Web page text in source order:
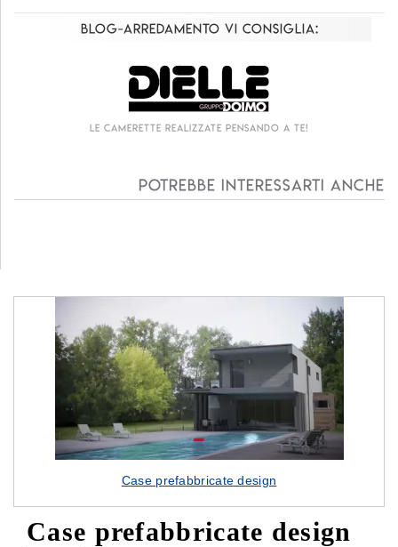
Case prefabbricate design
Case prefabbricate design
Blog-Arredamento vi consiglia:
Le camerette realizzate pensando a te!
Potrebbe interessarti anche